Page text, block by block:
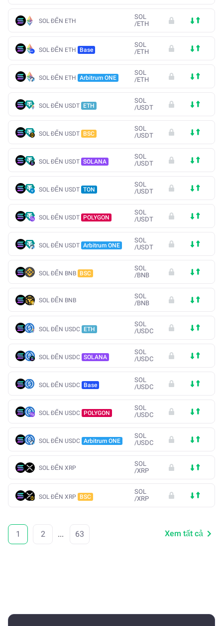
SOL ĐẾN ETH
SOL
/ETH
SOL ĐẾN ETH Base
SOL
/ETH
SOL ĐẾN ETH Arbitrum ONE
SOL
/ETH
SOL ĐẾN USDT ETH
SOL
/USDT
SOL ĐẾN USDT BSC
SOL
/USDT
SOL ĐẾN USDT SOLANA
SOL
/USDT
SOL ĐẾN USDT TON
SOL
/USDT
SOL ĐẾN USDT POLYGON
SOL
/USDT
SOL ĐẾN USDT Arbitrum ONE
SOL
/USDT
SOL ĐẾN BNB BSC
SOL
/BNB
SOL ĐẾN BNB
SOL
/BNB
SOL ĐẾN USDC ETH
SOL
/USDC
SOL ĐẾN USDC SOLANA
SOL
/USDC
SOL ĐẾN USDC Base
SOL
/USDC
SOL ĐẾN USDC POLYGON
SOL
/USDC
SOL ĐẾN USDC Arbitrum ONE
SOL
/USDC
SOL ĐẾN XRP
SOL
/XRP
SOL ĐẾN XRP BSC
SOL
/XRP
1 2 ... 63 Xem tất cả